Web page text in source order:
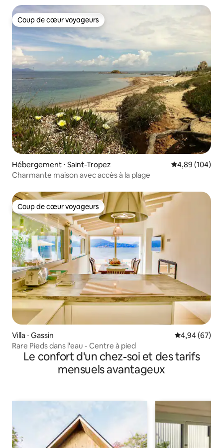
Coup de cœur voyageurs
Coup de cœur voyageurs
Hébergement ⋅ Saint-Tropez Évaluation
4,89 (104)
Charmante maison avec accès à la plage
Coup de cœur voyageurs
Coup de cœur voyageurs
Villa ⋅ Gassin Évaluation
4,94 (67)
Rare Pieds dans l'eau - Centre à pied
Le confort d'un chez-soi et des tarifs
mensuels avantageux